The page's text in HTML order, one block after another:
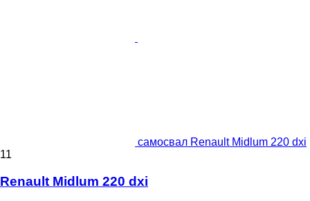
самосвал Renault Midlum 220 dxi
11
Renault Midlum 220 dxi